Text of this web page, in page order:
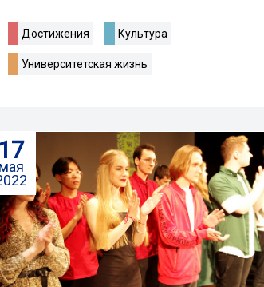
Достижения Культура
Университетская жизнь
17
мая